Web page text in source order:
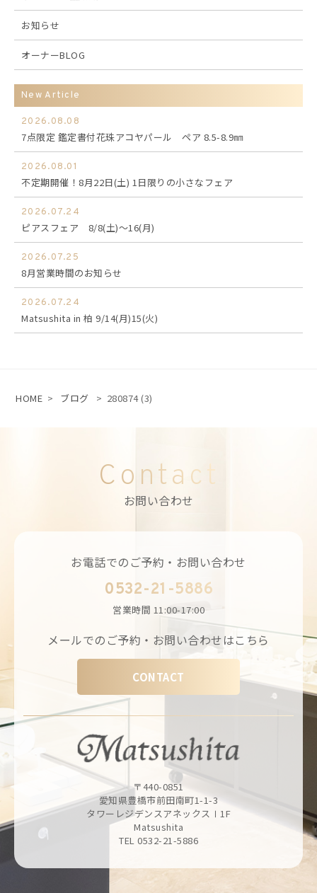
お知らせ
オーナーBLOG
New Article
2026.08.08
7点限定 鑑定書付花珠アコヤパール ペア 8.5-8.9㎜
2026.08.01
不定期開催！8月22日(土) 1日限りの小さなフェア
2026.07.24
ピアスフェア 8/8(土)～16(月)
2026.07.25
8月営業時間のお知らせ
2026.07.24
Matsushita in 柏 9/14(月)15(火)
HOME > ブログ > 280874 (3)
Contact
お問い合わせ
お電話でのご予約・お問い合わせ
0532-21-5886
営業時間 11:00-17:00
メールでのご予約・お問い合わせはこちら
CONTACT
〒440-0851
愛知県豊橋市前田南町1-1-3
タワーレジデンスアネックスⅠ1F
Matsushita
TEL 0532-21-5886